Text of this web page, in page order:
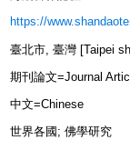
https://
臺北市, 臺灣 [Taipei
期刊論文=Journal
中文=Chinese
世界各國; 佛學研究